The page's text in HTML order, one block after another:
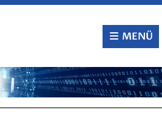
MENÜ